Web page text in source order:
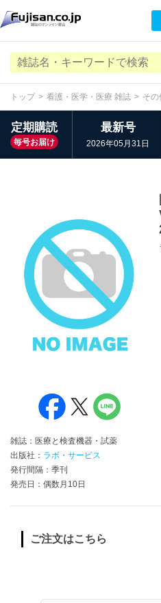
トップ 看護・医学・医療 雑誌 そ
定期購読
毎号お届け
最新号
2026年05月31日
雑誌：医療と検査機器・試薬
出版社： ラボ・サービス
発行間隔：季刊
発売日：偶数月10日
ご注文はこちら